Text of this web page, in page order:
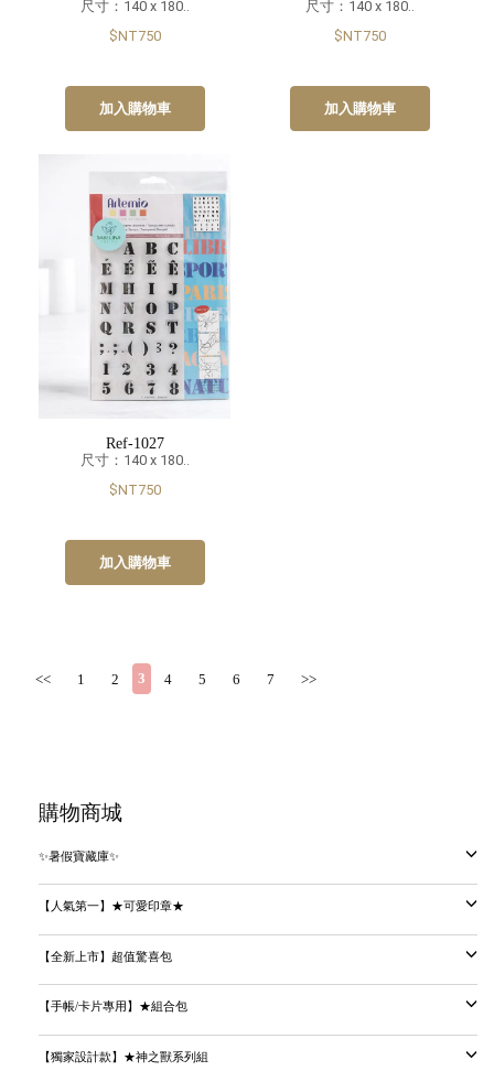
尺寸：140 x 180..
$NT750
加入購物車
尺寸：140 x 180..
$NT750
加入購物車
Ref-1027
尺寸：140 x 180..
$NT750
加入購物車
<< 1 2 3 4 5 6 7 >>
購物商城
✨暑假寶藏庫✨
【人氣第一】★可愛印章★
【全新上市】超值驚喜包
【手帳/卡片專用】★組合包
【獨家設計款】★神之獸系列組